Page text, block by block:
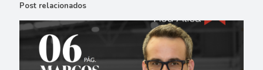
Post relacionados